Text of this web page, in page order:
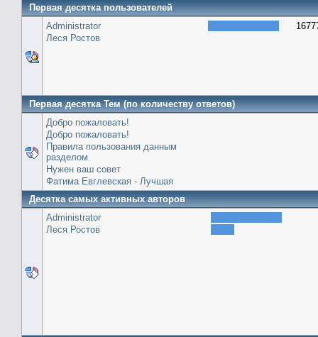
Первая десятка пользователей
Administrator
Леся Ростов
Первая десятка Тем (по количеству ответов)
Добро пожаловать!
Добро пожаловать!
Правила пользования данным
разделом
Нужен ваш совет
Фатима Евглевская - Лучшая
Десятка самых активных авторов
Administrator
Леся Ростов